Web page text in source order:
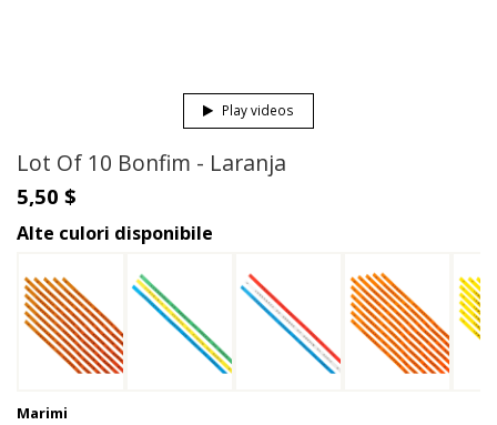
Play videos
Lot Of 10 Bonfim - Laranja
5,50 $
Alte culori disponibile
Marimi